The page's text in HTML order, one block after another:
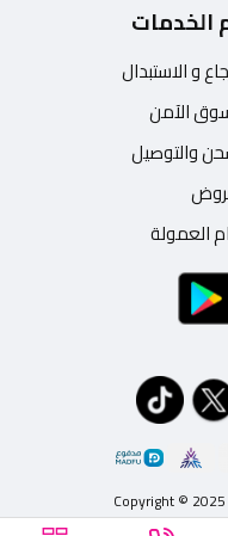
و الاستبدال
الآمن
والتوصيل
العمولة